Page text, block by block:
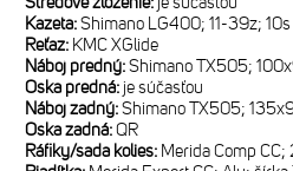
Kazeta:Shimano LG400; 11-39z; 10s
Reťaz: KMC XGlide
Náboj predný:Shimano TX505;
Oska predná: je súčasťou
Náboj zadný:Shimano TX505;
Oska zadná:QR
Ráfiky/sada kolies: Merida Comp